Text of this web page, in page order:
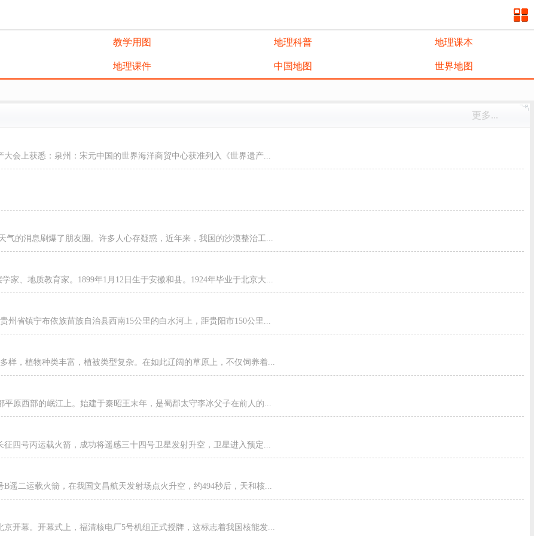
教学用图 地理科普 地理课本
地理课件 中国地图 世界地图
更多...
会上获悉：泉州：宋元中国的世界海洋商贸中心获准列入《世界遗产...
气的消息刷爆了朋友圈。许多人心存疑惑，近年来，我国的沙漠整治工...
家、地质教育家。1899年1月12日生于安徽和县。1924年毕业于北京大...
州省镇宁布依族苗族自治县西南15公里的白水河上，距贵阳市150公里...
样，植物种类丰富，植被类型复杂。在如此辽阔的草原上，不仅饲养着...
原西部的岷江上。始建于秦昭王末年，是蜀郡太守李冰父子在前人的...
四号丙运载火箭，成功将遥感三十四号卫星发射升空，卫星进入预定...
遥二运载火箭，在我国文昌航天发射场点火升空，约494秒后，天和核...
开幕。开幕式上，福清核电厂5号机组正式授牌，这标志着我国核能发...